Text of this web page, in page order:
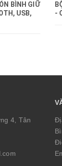
BÌNH GIỮ
USB,
-
4, Tân